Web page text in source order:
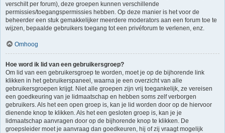
verschilt per forum), deze groepen kunnen verschillende
permissies/toegangspermissies hebben. Op deze manier is het voor de
beheerder een stuk gemakkelijker meerdere moderators aan een forum toe te
wijzen, bepaalde gebruikers toegang tot een privéforum te verlenen, enz.
Omhoog
Hoe word ik lid van een gebruikersgroep?
Om lid van een gebruikersgroep te worden, moet je op de bijhorende link
klikken in het gebruikerspaneel, waarna je een overzicht van alle
gebruikersgroepen krijgt. Niet alle groepen zijn vrij toegankelijk, ze vereisen
een goedkeuring van je lidmaatschap en hebben soms zelf verborgen
gebruikers. Als het een open groep is, kan je lid worden door op de hiervoor
dienende knop te klikken. Als het een gesloten groep is, kan je je
lidmaatschap aanvragen door op de bijhorende knop te klikken. De
groepsleider moet je aanvraag dan goedkeuren, hij of zij vraagt mogelijk